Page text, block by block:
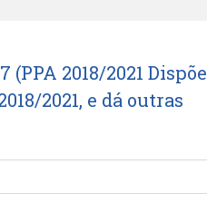
(PPA 2018/2021 Dispõe
2021, e dá outras